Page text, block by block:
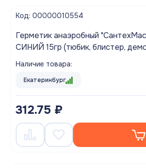
Код: 00000010554
Герметик анаэробный
СИНИЙ 15гр (тюбик, блистер,
Наличие товара:
Екатеринбург
312.75 ₽